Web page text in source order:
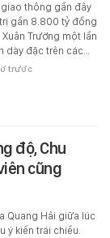
thông gần đây
gần 8.800 tỷ đồng
Trường một lần
dày đặc trên các…
trước
độ, Chu
cũng
Quang Hải giữa lúc
ý kiến trái chiều.